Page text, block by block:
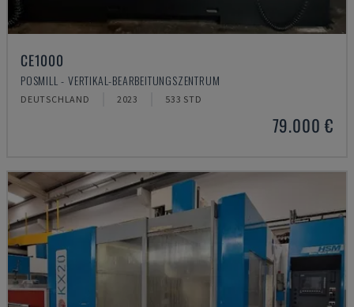
CE1000
POSMILL - VERTIKAL-BEARBEITUNGSZENTRUM
DEUTSCHLAND 2023 533 STD
79.000 €